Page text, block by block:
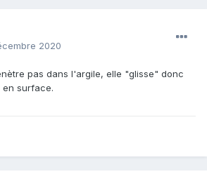
2020
pas dans l'argile, elle "glisse" donc
en surface.